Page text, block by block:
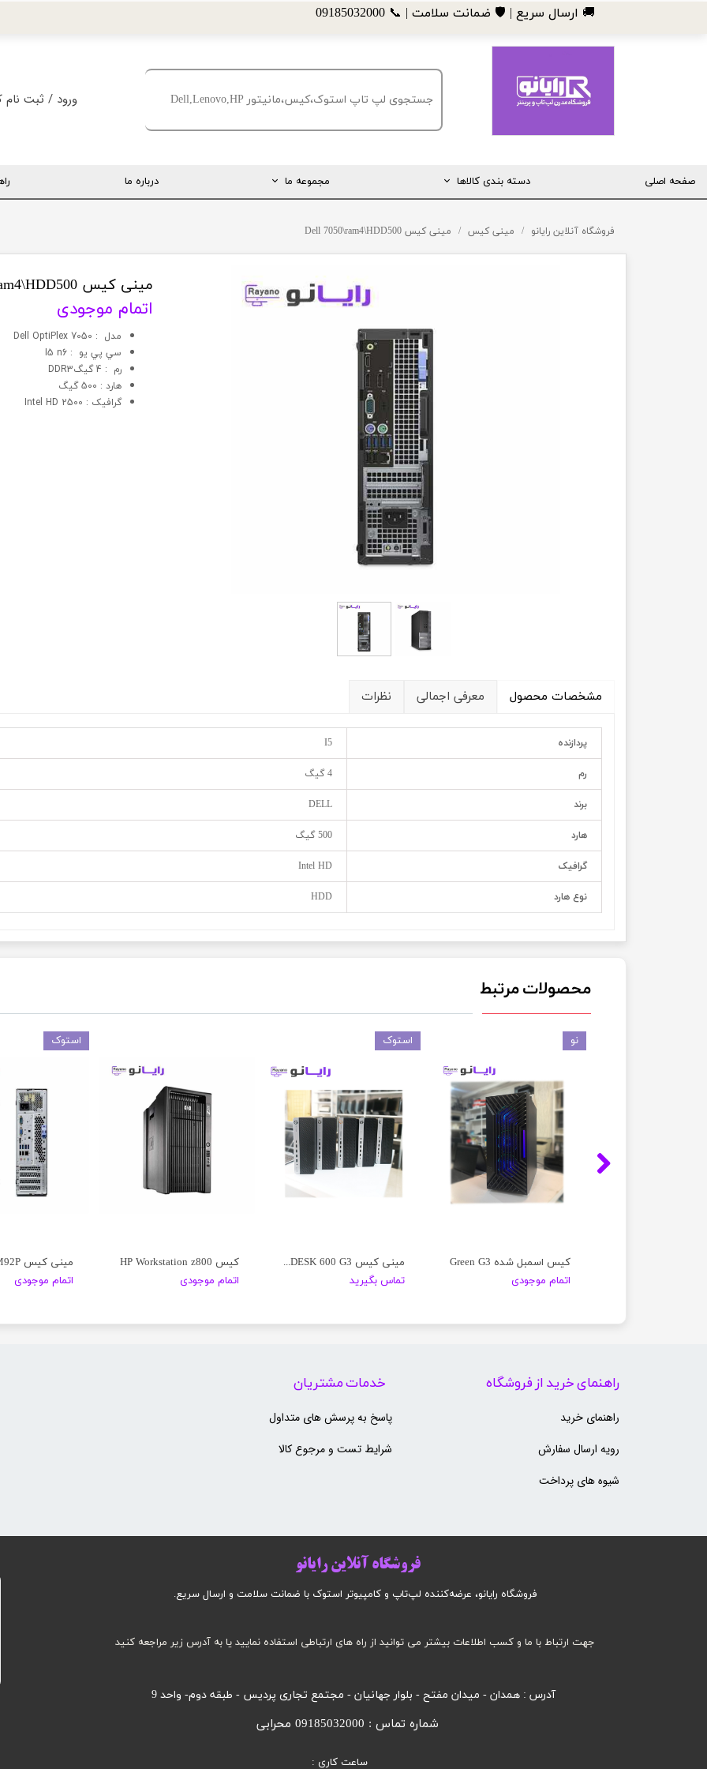
ورود / ثبت نام
صفحه اصلی دسته بندی کالاها
لپ تاپ
ماشین های اداری (پرینتر، کپی و ...)
مجموعه ما
اینستاگرام
تلگرام
تماس با ما
درباره ما
​🚚 ارسال سریع | 🛡️ ضمانت سلامت | 📞 09185032000
فروشگاه آنلاین رایانو مینی کیس مینی کیس Dell 7050\ram4\HDD500
مینی کیس Dell 7050\ram4\HDD500
اتمام موجودی
مدل : Dell OptiPlex 7050
سي پي يو : I5 n6
رم : 4 گیگDDR3
هارد : 500 گیگ
گرافيک : 2500 Intel HD
مشخصات محصول معرفی اجمالی نظرات
پردازنده I5
رم 4 گیگ
برند DELL
هارد 500 گیگ
گرافيک Intel HD
نوع هارد HDD
محصولات مرتبط
اتمام موجودی
استوک
کیس HP Workstation z800
اتمام موجودی
مینی کیس HP PRODESK 600 G3
تماس بگیرید
استوک
کیس اسمبل شده Green G3
اتمام موجودی
نو
جهت ارتباط با ما و کسب اطلاعات بیشتر می توانید از راه های ارتباطی استفاده نمایید یا به آدرس زیر مراجعه کنید
آدرس : همدان - میدان مفتح - بلوار جهانیان - مجتمع تجاری پردیس - طبقه دوم- واحد 9
ساعت کاری :
شماره تماس : 09185032000 محرابی
فروشگاه رایانو، عرضه‌کننده لپ‌تاپ و کامپیوتر استوک با ضمانت سلامت و ارسال سریع.​​​​​​​​​​​​​​
فروشگاه آنلاین رایانو
راهنمای خرید از فروشگاه خدمات مشتریان
رویه ارسال سفارش
راهنمای خرید
شیوه های پرداخت
پاسخ به پرسش های متداول
شرایط تست و مرجوع کالا